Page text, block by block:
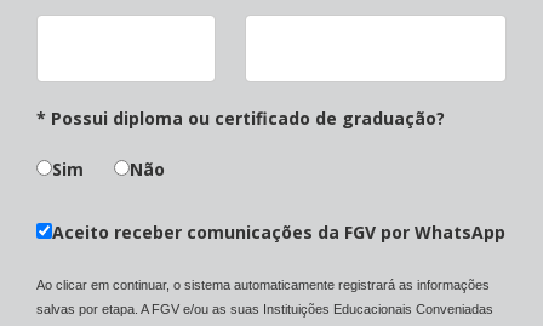
* Possui diploma ou certificado de graduação?
Sim Não
Aceito receber comunicações da FGV por WhatsApp
Ao clicar em continuar, o sistema automaticamente registrará as informações
salvas por etapa. A FGV e/ou as suas Instituições Educacionais Conveniadas